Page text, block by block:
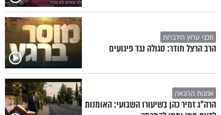
תכני ערוץ הידברות
הרב הרצל חודר: סגולה נגד פיגועים
אמנות ההנאה
הרה"ג זמיר כהן בשיעורו השבועי: האומנות